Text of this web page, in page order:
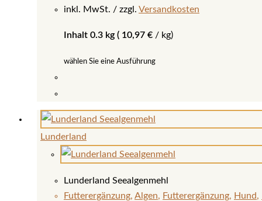
können
der
inkl. MwSt. zzgl. Versandkosten
Inhalt 0.3 kg ( 10,97 € / kg)
wählen Sie eine Ausführung
Produkt
weist
mehrere
Varianten
Die
Lunderland
Lunderland Seealgenmehl
Futterergänzung, Algen, Futterergänzung, Hund,